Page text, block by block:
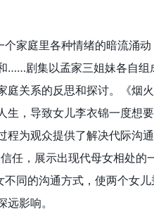
家庭里各种情绪的暗流涌
……剧集以孟家三姐妹各自组
关系的反思和探讨。《烟
，导致女儿李衣锦一度想
为观众提供了解决代际沟
任，展示出现代母女相处的
同的沟通方式，使两个女
影响。